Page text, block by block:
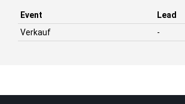
Event Lead
Verkauf
-